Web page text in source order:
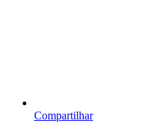
Compartilhar